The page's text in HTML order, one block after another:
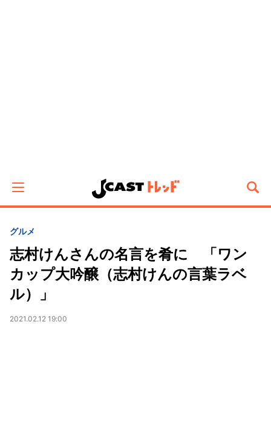
グルメ
志村けんさんの名言を肴に 「ワン
カップ大吟醸（志村けんの言葉ラベ
ル）」
2021.02.12 19:00